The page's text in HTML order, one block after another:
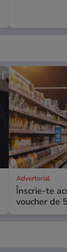
Advertorial
Înscrie-te
voucher de